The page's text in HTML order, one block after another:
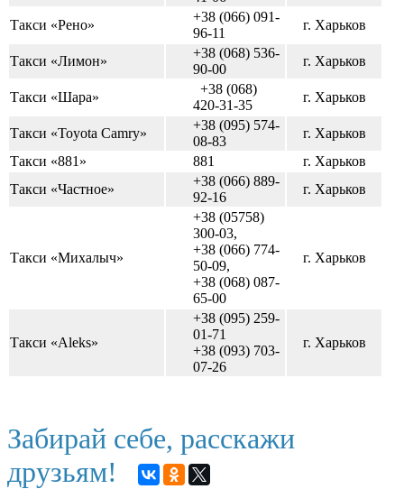
Такси «Рено»
+38 (066) 091-
96-11
г. Харьков
Такси «Лимон»
+38 (068) 536-
90-00
г. Харьков
Такси «Шара»
+38 (068)
420-31-35
г. Харьков
Такси «Toyota Camry»
+38 (095) 574-
08-83
г. Харьков
Такси «881»
881
г. Харьков
Такси «Частное»
+38 (066) 889-
92-16
г. Харьков
Такси «Михалыч»
+38 (05758)
300-03,
+38 (066) 774-
50-09,
+38 (068) 087-
65-00
г. Харьков
Такси «Aleks»
+38 (095) 259-
01-71
+38 (093) 703-
07-26
г. Харьков
Забирай себе, расскажи
друзьям!